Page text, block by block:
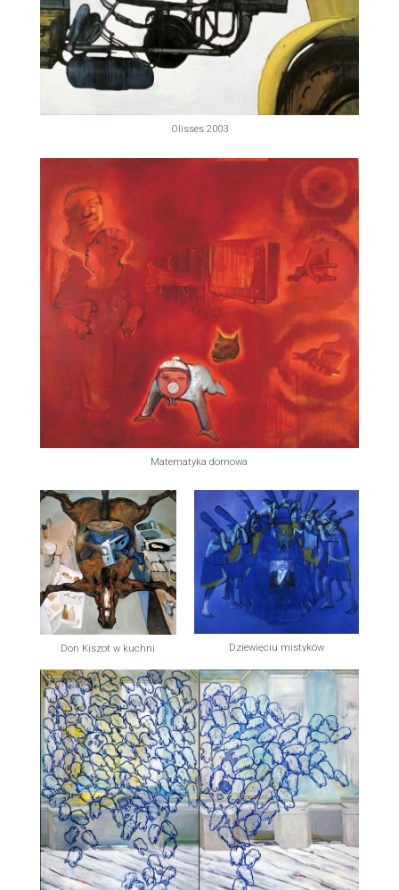
Olisses 2003
Matematyka domowa
Don Kiszot w kuchni Dziewięciu mistyków